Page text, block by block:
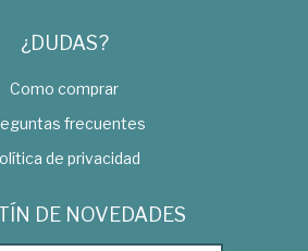
¿DUDAS?
Como comprar
frecuentes
de privacidad
DE NOVEDADES